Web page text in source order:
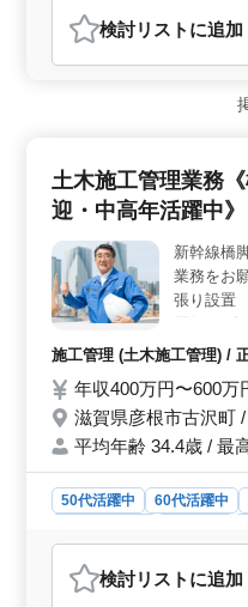
おすすめポイント
＜新幹線案件：発注者
どの大規模案件におけ
経験豊富な土木施工管理
社会インフラの維持に関
す。 ＜シニア層歓迎！
ます。60歳までの募集と
を生かしながら、新たな
ダーとしての地位を築き
す。 ＜宮城県仙台市内
の好立地にある勤務地で
です。駅近の環境で通勤
します。福利厚生も充実
築くことができます。
検討リスト に追加
土木施工管理業務
迎・中高年活躍中》
新幹線橋
業務をお
張り設置
等) ・職
層歓迎（
も大歓迎
ご用意し
せくださ
施工管理 (土木施工管理) /
年収400万円〜600
滋賀県彦根市古沢町
平均年齢 34.4歳 / 最
50代活躍中 60代活躍中
おすすめポイント
＜専門知識の活かせる
検討リスト に追加